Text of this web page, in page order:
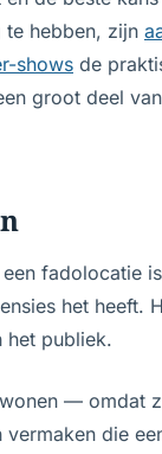
hebben, zijn
shows de
groot deel
fadolocatie
het heeft.
het publiek.
— omdat
die